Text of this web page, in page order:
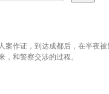
案作证，到达成都后，在半夜
，和警察交涉的过程。